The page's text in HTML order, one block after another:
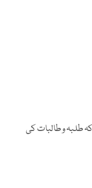
پہلے مقرر کیے گئے ہیں تاکہ طلبہ و طالبات کی